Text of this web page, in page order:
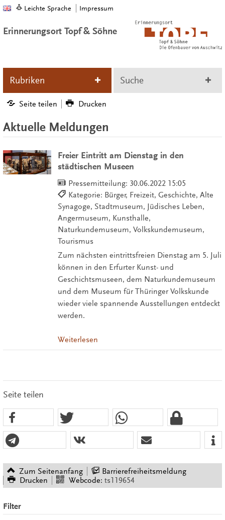
Leichte Sprache Impressum
Erinnerungsort Topf & Söhne
Rubriken Suche
Seite teilen Drucken
Aktuelle Meldungen
Freier Eintritt am Dienstag in den
städtischen Museen
Pressemitteilung: 30.06.2022 15:05
Kategorie: Bürger, Freizeit, Geschichte, Alte
Synagoge, Stadtmuseum, Jüdisches Leben,
Angermuseum, Kunsthalle,
Naturkundemuseum, Volkskundemuseum,
Tourismus
Zum nächsten eintrittsfreien Dienstag am 5. Juli
können in den Erfurter Kunst- und
Geschichtsmuseen, dem Naturkundemuseum
und dem Museum für Thüringer Volkskunde
wieder viele spannende Ausstellungen entdeckt
werden.
Weiterlesen
Seite teilen
Zum Seitenanfang
Barrierefreiheitsmeldung
Drucken
Webcode: ts119654
Filter